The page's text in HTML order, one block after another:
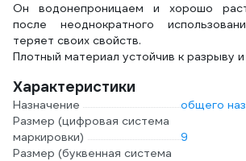
Он водонепроницаем и хорошо
после неоднократного
теряет своих свойств.
Плотный материал устойчив к разрыву
Характеристики
Назначение
общего
Размер (цифровая система
маркировки)
9
Размер (буквенная система